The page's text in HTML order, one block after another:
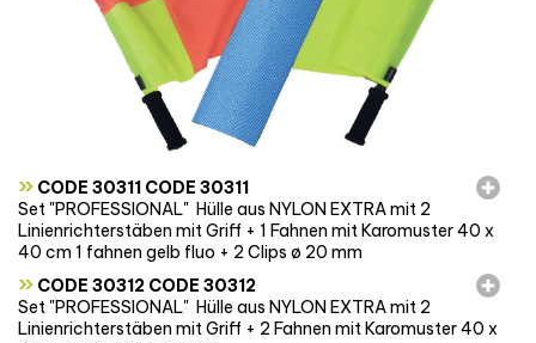
» CODE 30311 CODE 30311
Set "PROFESSIONAL"  Hülle aus NYLON EXTRA mit 2
Linienrichterstäben mit Griff + 1 Fahnen mit Karomuster 40 x
40 cm 1 fahnen gelb fluo + 2 Clips ø 20 mm
» CODE 30312 CODE 30312
Set "PROFESSIONAL"  Hülle aus NYLON EXTRA mit 2
Linienrichterstäben mit Griff + 2 Fahnen mit Karomuster 40 x